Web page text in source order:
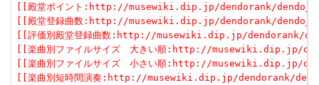
[[殿堂ポイント:http://musewiki.dip.jp/dendorank/
[[殿堂登録曲数:http://musewiki.dip.jp/dendorank/
[[評価別殿堂登録曲数:http://musewiki.dip.jp/dendorank/
[[楽曲別ファイルサイズ　大きい順:http://musewiki.dip.jp/
[[楽曲別ファイルサイズ　小さい順:http://musewiki.dip.jp/
[[楽曲別短時間演奏:http://musewiki.dip.jp/dendorank/